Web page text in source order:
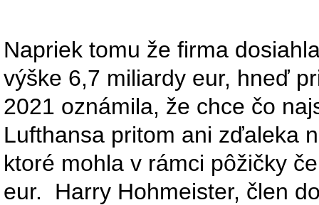
Napriek tomu že firma
výške 6,7 miliardy eur, hneď
2021 oznámila, že chce čo
Lufthansa pritom ani zďaleka
ktoré mohla v rámci pôžičky
eur. Harry Hohmeister, člen